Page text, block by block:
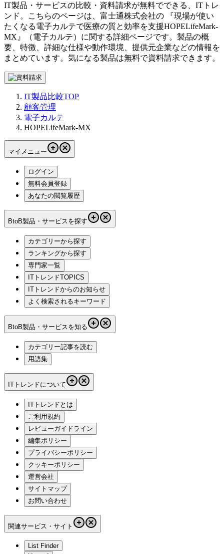
IT製品・サービスの比較・資料請求が無料でできる、ITトレ
ンド。こちらのページは、 富士通株式会社の 『現場が使い
たくなる電子カルテで医療の質と効率を支援HOPELifeMark-
MX 』（電子カルテ）に関する詳細ページです。製品の概
要、特徴、詳細な仕様や動作環境、提供元企業などの情報を
まとめています。気になる製品は無料で資料請求できます。
IT製品比較TOP
顧客管理
電子カルテ
HOPELifeMark-MX
マイメニュー
ログイン
無料会員登録
あなたの閲覧履歴
BtoB製品・サービスを探す
カテゴリーから探す
ランキングから探す
専門家一覧
ITトレンドTOPICS
ITトレンドからのお知らせ
よく検索されるキーワード
BtoB製品・サービスを知る
カテゴリー記事を読む
用語集
ITトレンドについて
ITトレンドとは
ご利用規約
レビューガイドライン
編集ポリシー
プライバシーポリシー
クッキーポリシー
運営会社
サイトマップ
お問い合わせ
関連サービス・サイト
List Finder